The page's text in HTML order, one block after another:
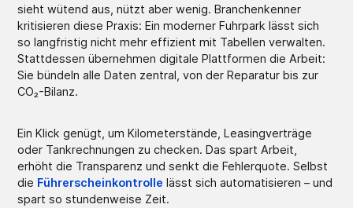
sieht wütend aus, nützt aber wenig. Branchenkenner
kritisieren diese Praxis: Ein moderner Fuhrpark lässt sich
so langfristig nicht mehr effizient mit Tabellen verwalten.
Stattdessen übernehmen digitale Plattformen die Arbeit:
Sie bündeln alle Daten zentral, von der Reparatur bis zur
CO₂-Bilanz.
Ein Klick genügt, um Kilometerstände, Leasingverträge
oder Tankrechnungen zu checken. Das spart Arbeit,
erhöht die Transparenz und senkt die Fehlerquote. Selbst
die Führerscheinkontrolle lässt sich automatisieren – und
spart so stundenweise Zeit.